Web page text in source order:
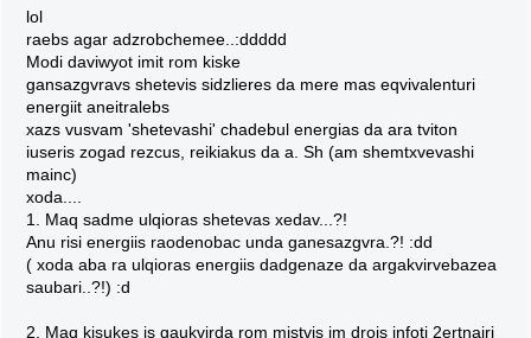
lol
raebs agar adzrobchemee..:ddddd
Modi daviwyot imit rom kiske
gansazgvravs shetevis sidzlieres da mere mas eqvivalenturi
energiit aneitralebs
xazs vusvam 'shetevashi' chadebul energias da ara tviton
iuseris zogad rezcus, reikiakus da a. Sh (am shemtxvevashi
mainc)
xoda....
1. Maq sadme ulqioras shetevas xedav...?!
Anu risi energiis raodenobac unda ganesazgvra.?! :dd
( xoda aba ra ulqioras energiis dadgenaze da argakvirvebazea
saubari..?!) :d
2. Maq kisukes is gaukvirda rom mistvis im drois infoti 2ertnairi